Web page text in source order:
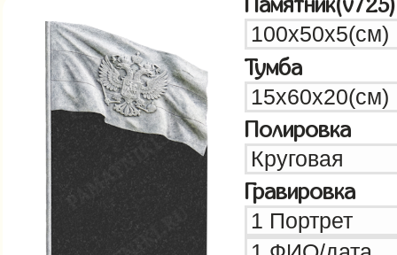
Памятник(v725)
Тумба
Полировка
Гравировка